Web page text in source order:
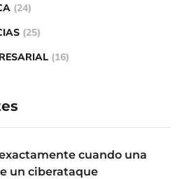
(24)
(25)
(16)
cuando una
un ciberataque